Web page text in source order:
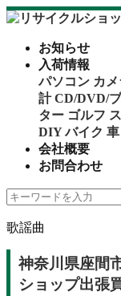
お知らせ
入荷情報
パソコン カメ
計 CD/DVD/
ター ゴルフ
DIY バイク 車
会社概要
お問合わせ
歌謡曲
神奈川県座間
ショップ出張